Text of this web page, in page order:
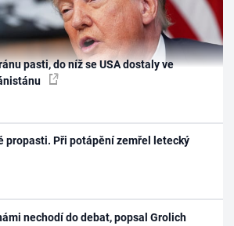
pasti, do níž se USA dostaly ve
propasti. Při potápění zemřel letecký
nechodí do debat, popsal Grolich